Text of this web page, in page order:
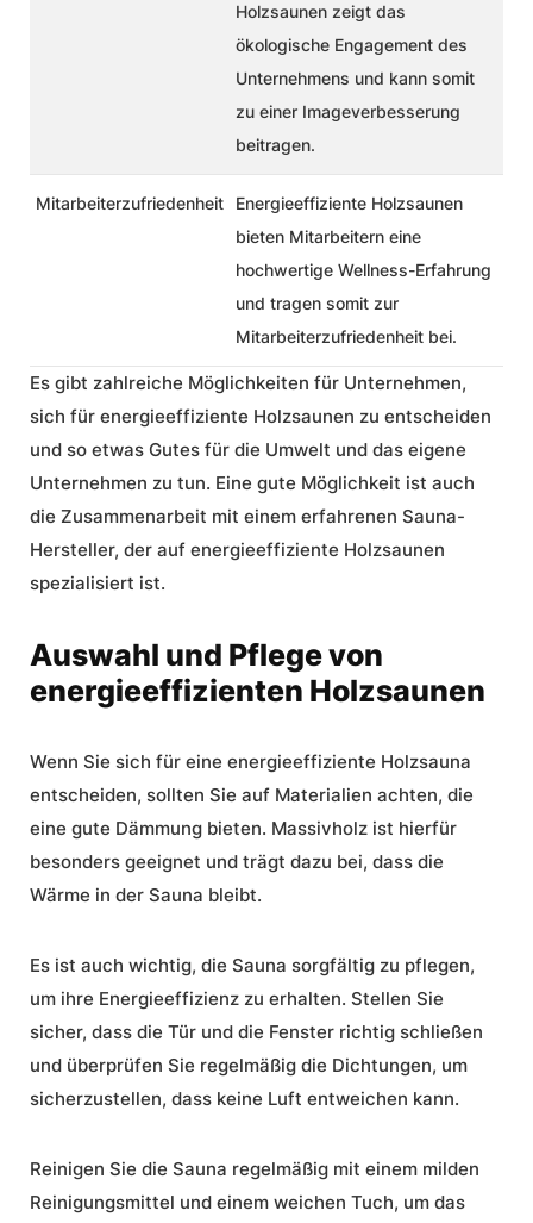
Holzsaunen zeigt das
ökologische Engagement des
Unternehmens und kann somit
zu einer Imageverbesserung
beitragen.
Mitarbeiterzufriedenheit
Energieeffiziente Holzsaunen
bieten Mitarbeitern eine
hochwertige Wellness-Erfahrung
und tragen somit zur
Mitarbeiterzufriedenheit bei.
Es gibt zahlreiche Möglichkeiten für Unternehmen,
sich für energieeffiziente Holzsaunen zu entscheiden
und so etwas Gutes für die Umwelt und das eigene
Unternehmen zu tun. Eine gute Möglichkeit ist auch
die Zusammenarbeit mit einem erfahrenen Sauna-
Hersteller, der auf energieeffiziente Holzsaunen
spezialisiert ist.
Auswahl und Pflege von
energieeffizienten Holzsaunen
Wenn Sie sich für eine energieeffiziente Holzsauna
entscheiden, sollten Sie auf Materialien achten, die
eine gute Dämmung bieten. Massivholz ist hierfür
besonders geeignet und trägt dazu bei, dass die
Wärme in der Sauna bleibt.
Es ist auch wichtig, die Sauna sorgfältig zu pflegen,
um ihre Energieeffizienz zu erhalten. Stellen Sie
sicher, dass die Tür und die Fenster richtig schließen
und überprüfen Sie regelmäßig die Dichtungen, um
sicherzustellen, dass keine Luft entweichen kann.
Reinigen Sie die Sauna regelmäßig mit einem milden
Reinigungsmittel und einem weichen Tuch, um das